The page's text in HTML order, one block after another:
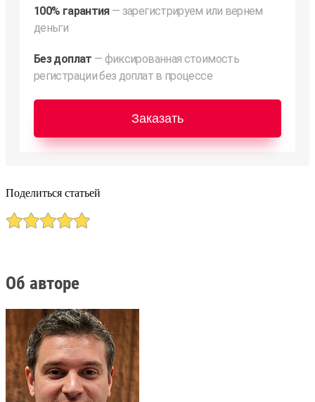
100% гарантия— зарегистрируем или вернем
деньги
Без доплат — фиксированная стоимость
регистрации без доплат в процессе
Заказать
Поделиться статьей
Об авторе